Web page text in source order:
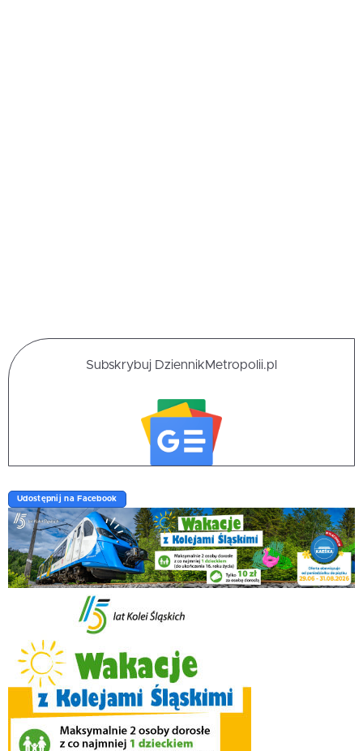
Subskrybuj DziennikMetropolii.pl
Udostępnij na Facebook